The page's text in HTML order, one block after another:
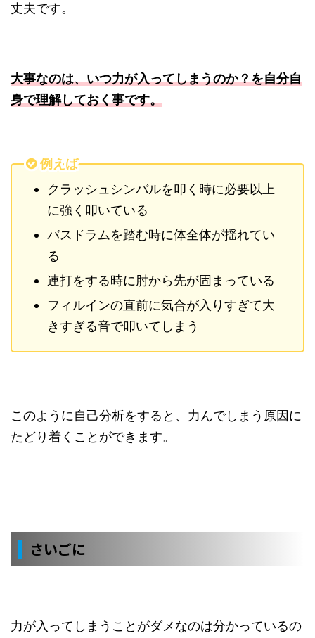
丈夫です。
大事なのは、いつ力が入ってしまうのか？を自分自
身で理解しておく事です。
例えば
クラッシュシンバルを叩く時に必要以上
に強く叩いている
バスドラムを踏む時に体全体が揺れてい
る
連打をする時に肘から先が固まっている
フィルインの直前に気合が入りすぎて大
きすぎる音で叩いてしまう
このように自己分析をすると、力んでしまう原因に
たどり着くことができます。
さいごに
力が入ってしまうことがダメなのは分かっているの